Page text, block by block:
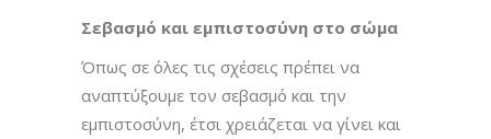
Σεβασμό και εμπιστοσύνη στο σώμα
Όπως σε όλες τις σχέσεις πρέπει να
αναπτύξουμε τον σεβασμό και την
εμπιστοσύνη, έτσι χρειάζεται να γίνει και